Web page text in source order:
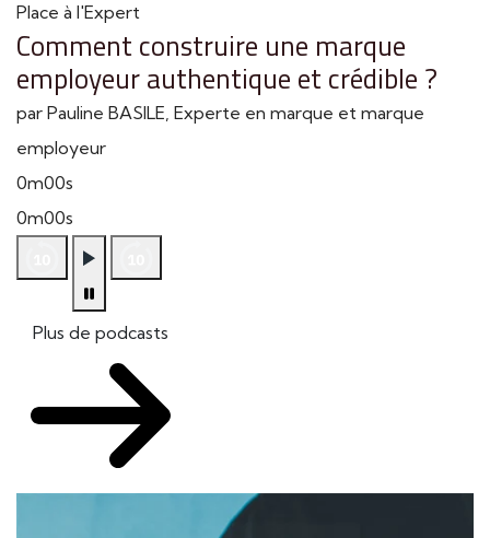
Place à l'Expert
Comment construire une marque
employeur authentique et crédible ?
par Pauline BASILE, Experte en marque et marque
employeur
0m00s
0m00s
Plus de podcasts